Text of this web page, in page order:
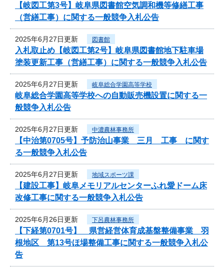
【岐図工第3号】岐阜県図書館空気調和機等修繕工事
（営繕工事）に関する一般競争入札公告
2025年6月27日更新 図書館
入札取止め【岐図工第2号】岐阜県図書館地下駐車場
塗装更新工事（営繕工事）に関する一般競争入札公告
2025年6月27日更新 岐阜総合学園高等学校
岐阜総合学園高等学校への自動販売機設置に関する一
般競争入札公告
2025年6月27日更新 中濃農林事務所
【中治第0705号】予防治山事業 三月 工事 に関す
る一般競争入札公告
2025年6月27日更新 地域スポーツ課
【建設工事】岐阜メモリアルセンターふれ愛ドーム床
改修工事に関する一般競争入札公告
2025年6月26日更新 下呂農林事務所
【下経第0701号】 県営経営体育成基盤整備事業 羽
根地区 第13号ほ場整備工事に関する一般競争入札公
告